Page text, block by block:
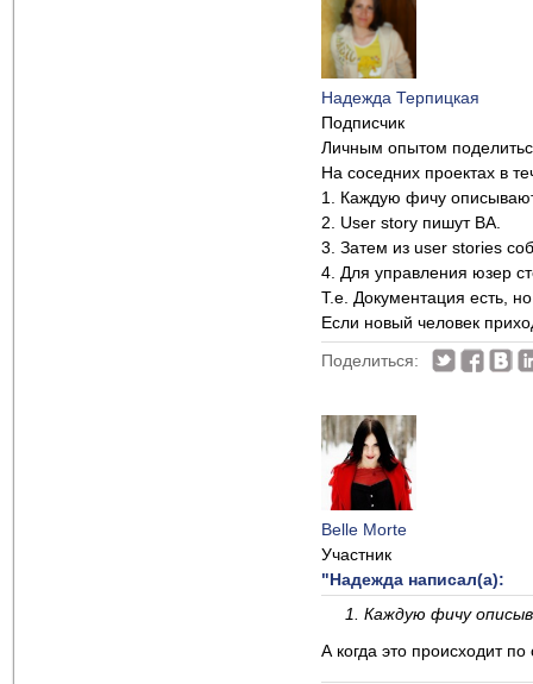
Надежда Терпицкая
Подписчик
Личным опытом
На соседних проектах в
1. Каждую фичу
2. User story пишут BA.
3. Затем из user stories
4. Для управления юзер
Т.е. Документация есть,
Если новый человек
Поделиться:
Belle Morte
Участник
"Надежда написал(а):
1. Каждую фичу
А когда это происходит